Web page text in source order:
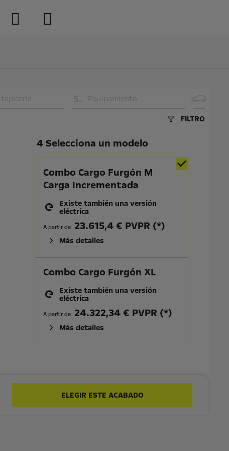
FILTRO
4 Selecciona un modelo
Combo Cargo Furgón M
Carga Incrementada
Existe también una versión
eléctrica
A partir de 23.615,4 € PVPR (*)
Más detalles
Combo Cargo Furgón XL
Existe también una versión
eléctrica
A partir de 24.322,34 € PVPR (*)
Más detalles
A partir de 25.739,82 € PVPR (*)
Más detalles
ELEGIR ESTE ACABADO